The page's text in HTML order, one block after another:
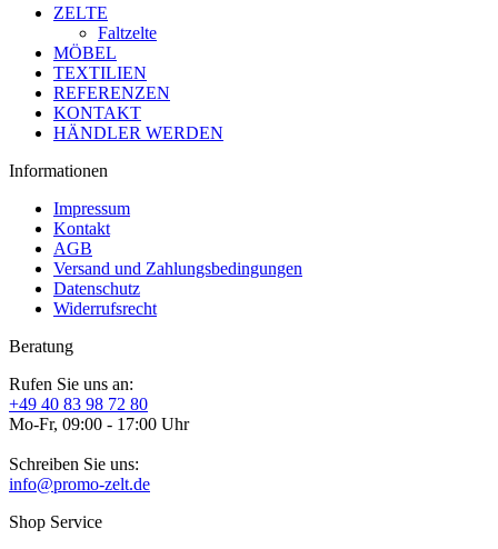
ZELTE
Faltzelte
MÖBEL
TEXTILIEN
REFERENZEN
KONTAKT
HÄNDLER WERDEN
Informationen
Impressum
Kontakt
AGB
Versand und Zahlungsbedingungen
Datenschutz
Widerrufsrecht
Beratung
Rufen Sie uns an:
+49 40 83 98 72 80
Mo-Fr, 09:00 - 17:00 Uhr
Schreiben Sie uns:
info@promo-zelt.de
Shop Service